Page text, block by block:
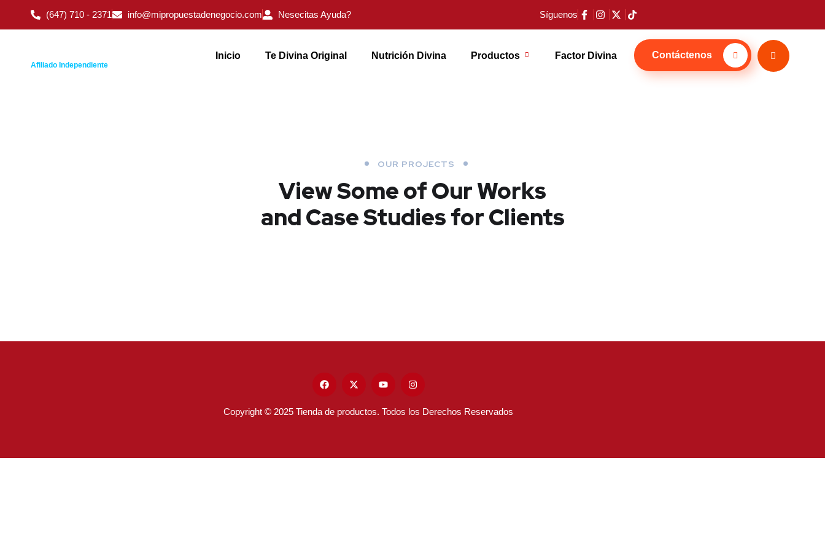
(647) 710 - 2371 info@mipropuestadenegocio.com Nesecitas Ayuda? Síguenos
Afiliado Independiente
Inicio Te Divina Original Nutrición Divina Productos Factor Divina Contáctenos
OUR PROJECTS
View Some of Our Works
and Case Studies for Clients
Copyright © 2025 Tienda de productos. Todos los Derechos Reservados